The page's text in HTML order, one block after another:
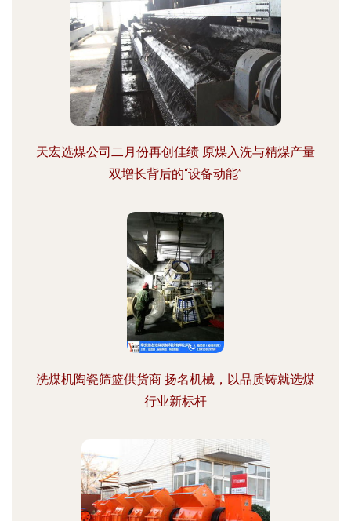
天宏选煤公司二月份再创佳绩 原煤入洗与精煤产量
双增长背后的“设备动能”
洗煤机陶瓷筛篮供货商 扬名机械，以品质铸就选煤
行业新标杆